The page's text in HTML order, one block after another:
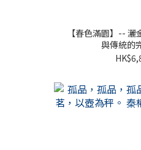
【春色滿園】--
與傳統的